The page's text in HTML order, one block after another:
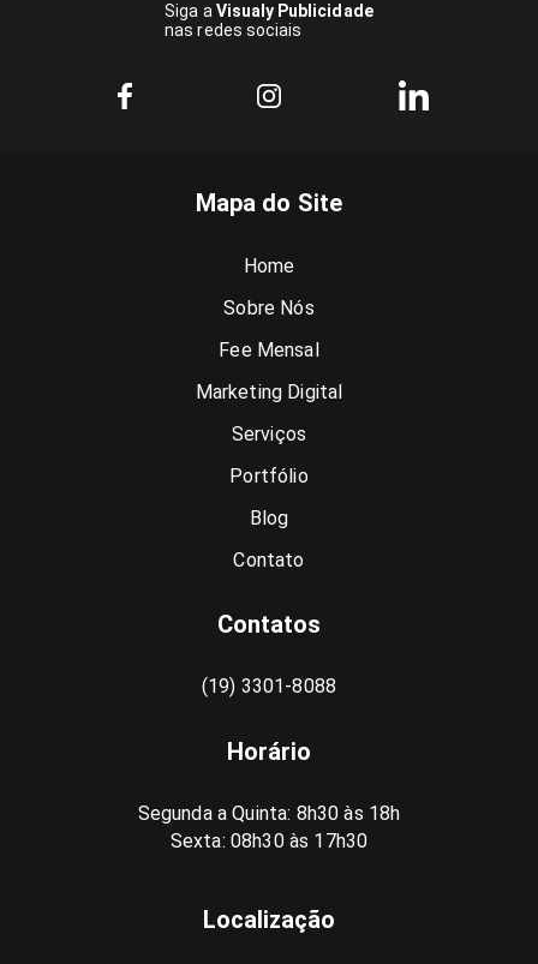
Siga a Visualy Publicidade
nas redes sociais
Mapa do Site
Home
Sobre Nós
Fee Mensal
Marketing Digital
Serviços
Portfólio
Blog
Contato
Contatos
(19) 3301-8088
Horário
Segunda a Quinta: 8h30 às 18h
Sexta: 08h30 às 17h30
Localização